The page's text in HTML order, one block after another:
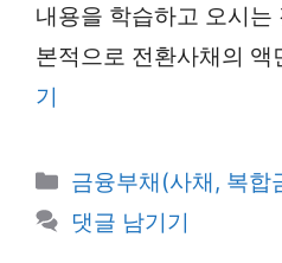
내용을 학습하고 오시는
본적으로 전환사채의
기
카
테
고
금융부채(사채, 복합
댓글 남기기